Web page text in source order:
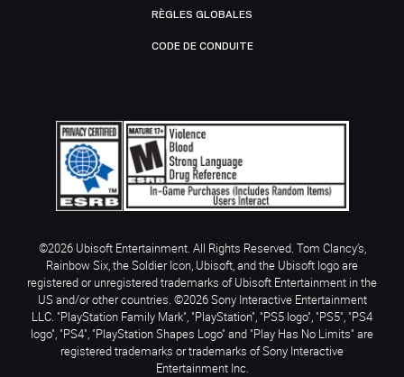
RÈGLES GLOBALES
CODE DE CONDUITE
©2026 Ubisoft Entertainment. All Rights Reserved. Tom Clancy’s,
Rainbow Six, the Soldier Icon, Ubisoft, and the Ubisoft logo are
registered or unregistered trademarks of Ubisoft Entertainment in the
US and/or other countries. ©2026 Sony Interactive Entertainment
LLC. "PlayStation Family Mark", "PlayStation", "PS5 logo", "PS5", "PS4
logo", "PS4", "PlayStation Shapes Logo" and "Play Has No Limits" are
registered trademarks or trademarks of Sony Interactive
Entertainment Inc.